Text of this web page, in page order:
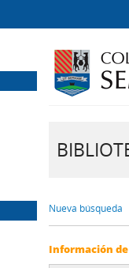
Nueva búsqueda
Información